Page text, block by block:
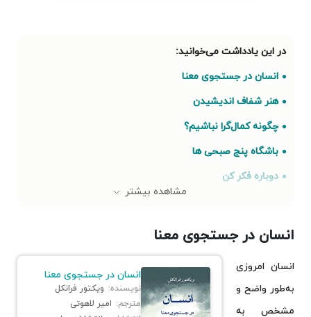
انسان در جستجوی معنا
هنر شفاف اندیشیدن
چگونه کمال‌گرا نباشیم؟
باشگاه پنج صبحی ها
دوباره فکر کن
زندگی خود را دوباره بیافرینید
زندگی خود را طراحی کنید
خودشناسی
نیمه تاریک وجود
مشاهده بیشتر
انسان در جستجوی معنا
انسان در جستجوی معنا
نویسنده: ویکتور فرانکل
مترجم: امیر لاهوتی
انسان امروزی
به‌طور واضح و
مشخص به